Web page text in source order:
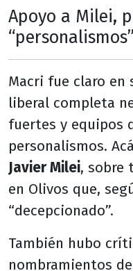
Apoyo a Milei,
“personalismos”
Macri fue claro en
liberal completa
fuertes y equipos
personalismos.
Javier Milei, sobre
en Olivos que,
“decepcionado”.
También hubo
nombramientos